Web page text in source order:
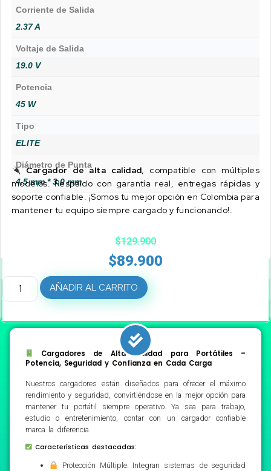
Corriente de Salida
2.37 A
Voltaje de Salida
19.0 V
Potencia
45 W
Tipo
ELITE
Diámetro de Punta
4.5 mm * 3.0 mm
Cargador de alta calidad, compatible con múltiples
modelos. Respaldo con garantía real, entregas rápidas y
soporte confiable. ¡Somos tu mejor opción en Colombia para
mantener tu equipo siempre cargado y funcionando!.
$129.900
$89.900
AÑADIR AL CARRITO
Cargadores de Alta Calidad para Portátiles –
Potencia, Seguridad y Confianza en Cada Carga
Nuestros cargadores están diseñados para ofrecer el máximo
rendimiento y seguridad, convirtiéndose en la mejor opción para
mantener tu portátil siempre operativo. Ya sea para trabajo,
estudio o entretenimiento, contar con un cargador confiable
marca la diferencia.
Características destacadas:
Protección Múltiple: Integran sistemas de seguridad